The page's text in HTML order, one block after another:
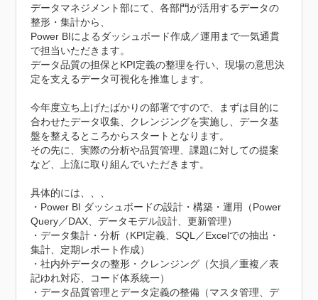
データマネジメント部にて、各部門が活用するデータの
整形・集計から、
Power BIによるダッシュボード作成／運用まで一気通貫
で担当いただきます。
データ品質の担保とKPI定義の整理を行い、現場の意思決
定を支えるデータ可視化を推進します。
今年度立ち上げたばかりの部署ですので、まずは目的に
合わせたデータ収集、クレンジングを実施し、データ基
盤を整えるところからスタートとなります。
その先に、実際の分析や品質管理、課題に対しての提案
など、上流に取り組んでいただきます。
具体的には、、、
・Power BI ダッシュボードの設計・構築・運用（Power
Query／DAX、データモデル設計、更新管理）
・データ集計・分析（KPI定義、SQL／Excelでの抽出・
集計、定期レポート作成）
・社内外データの整形・クレンジング（欠損／重複／表
記ゆれ対応、コード体系統一）
・データ品質管理とデータ定義の整備（マスタ管理、デ